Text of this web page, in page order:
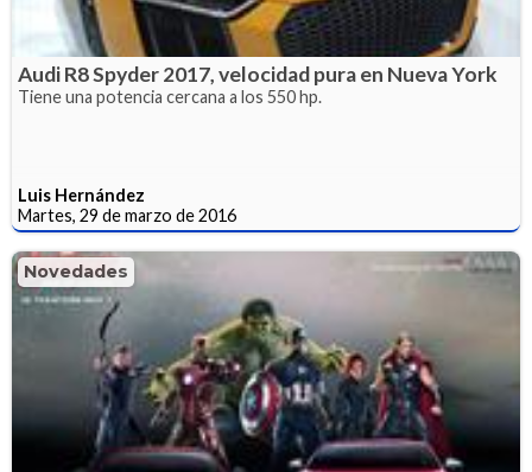
Audi R8 Spyder 2017, velocidad pura en Nueva York
Tiene una potencia cercana a los 550 hp.
Luis Hernández
Martes, 29 de marzo de 2016
Novedades